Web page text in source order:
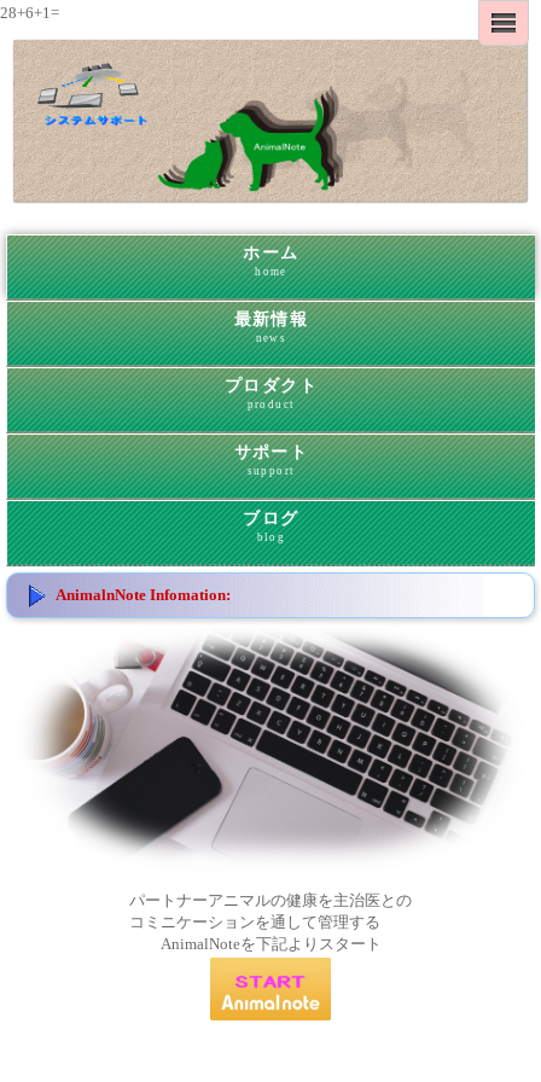
28+6+1=
ホーム
home
最新情報
news
プロダクト
product
サポート
support
ブログ
blog
AnimalnNote Infomation:
パートナーアニマルの健康を主治医との
コミニケーションを通して管理する
AnimalNoteを下記よりスタート